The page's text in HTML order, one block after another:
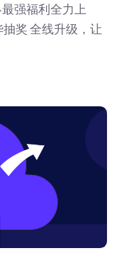
强福利全力上
抽奖 全线升级，让